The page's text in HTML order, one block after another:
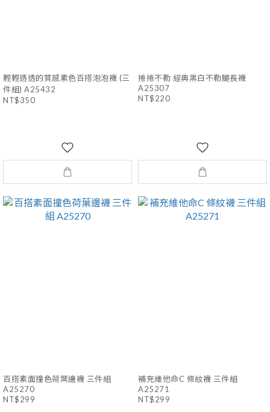
輕輕透透的質感素色百搭泡泡襪 (三
件組) A25432
NT$350
捲捲不勒 經典黑白不勒腿長襪
A25307
NT$220
百搭素面撞色荷葉邊襪 三件組
A25270
NT$299
補充維他命C 條紋襪 三件組
A25271
NT$299